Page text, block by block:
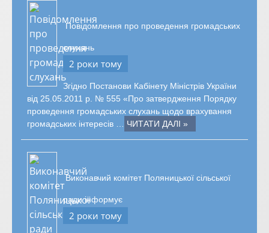
Повідомлення про проведення громадських
слухань
2 роки тому
Згідно Постанови Кабінету Міністрів України
від 25.05.2011 р. № 555 «Про затвердження Порядку
проведення громадських слухань щодо врахування
громадських інтересів …
ЧИТАТИ ДАЛІ »
Виконавчий комітет Поляницької сільської
ради інформує
2 роки тому